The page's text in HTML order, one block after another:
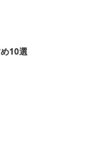
10選